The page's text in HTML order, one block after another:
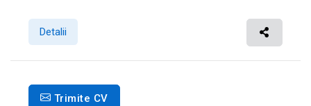
Detalii
Trimite CV